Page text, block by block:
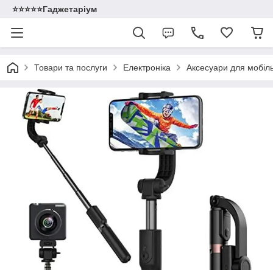
⭐️⭐️⭐️⭐️⭐️Гаджетаріум
Товари та послуги Електроніка Аксесуари для